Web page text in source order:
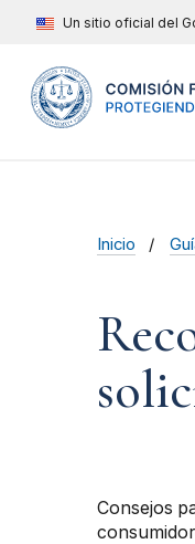
Un sitio oficial del
Inicio
Consejos